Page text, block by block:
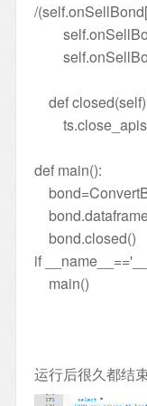
/
def
def main():
bond.closed()
if
main()
运行后很久都结